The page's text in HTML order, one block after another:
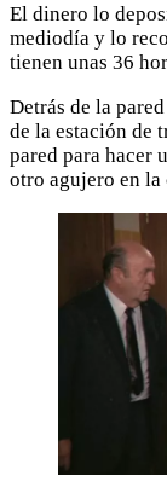
El dinero lo
mediodía y lo
tienen unas 36
Detrás de la
de la estación de
pared para hacer
otro agujero en